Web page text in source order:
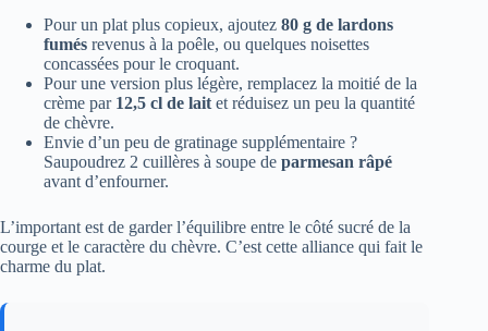
Pour un plat plus copieux, ajoutez 80 g de lardons
fumés revenus à la poêle, ou quelques noisettes
concassées pour le croquant.
Pour une version plus légère, remplacez la moitié de la
crème par 12,5 cl de lait et réduisez un peu la quantité
de chèvre.
Envie d’un peu de gratinage supplémentaire ?
Saupoudrez 2 cuillères à soupe de parmesan râpé
avant d’enfourner.
L’important est de garder l’équilibre entre le côté sucré de la
courge et le caractère du chèvre. C’est cette alliance qui fait le
charme du plat.